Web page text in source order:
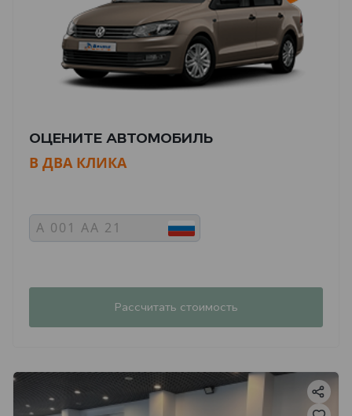
ОЦЕНИТЕ АВТОМОБИЛЬ
В ДВА КЛИКА
Рассчитать стоимость